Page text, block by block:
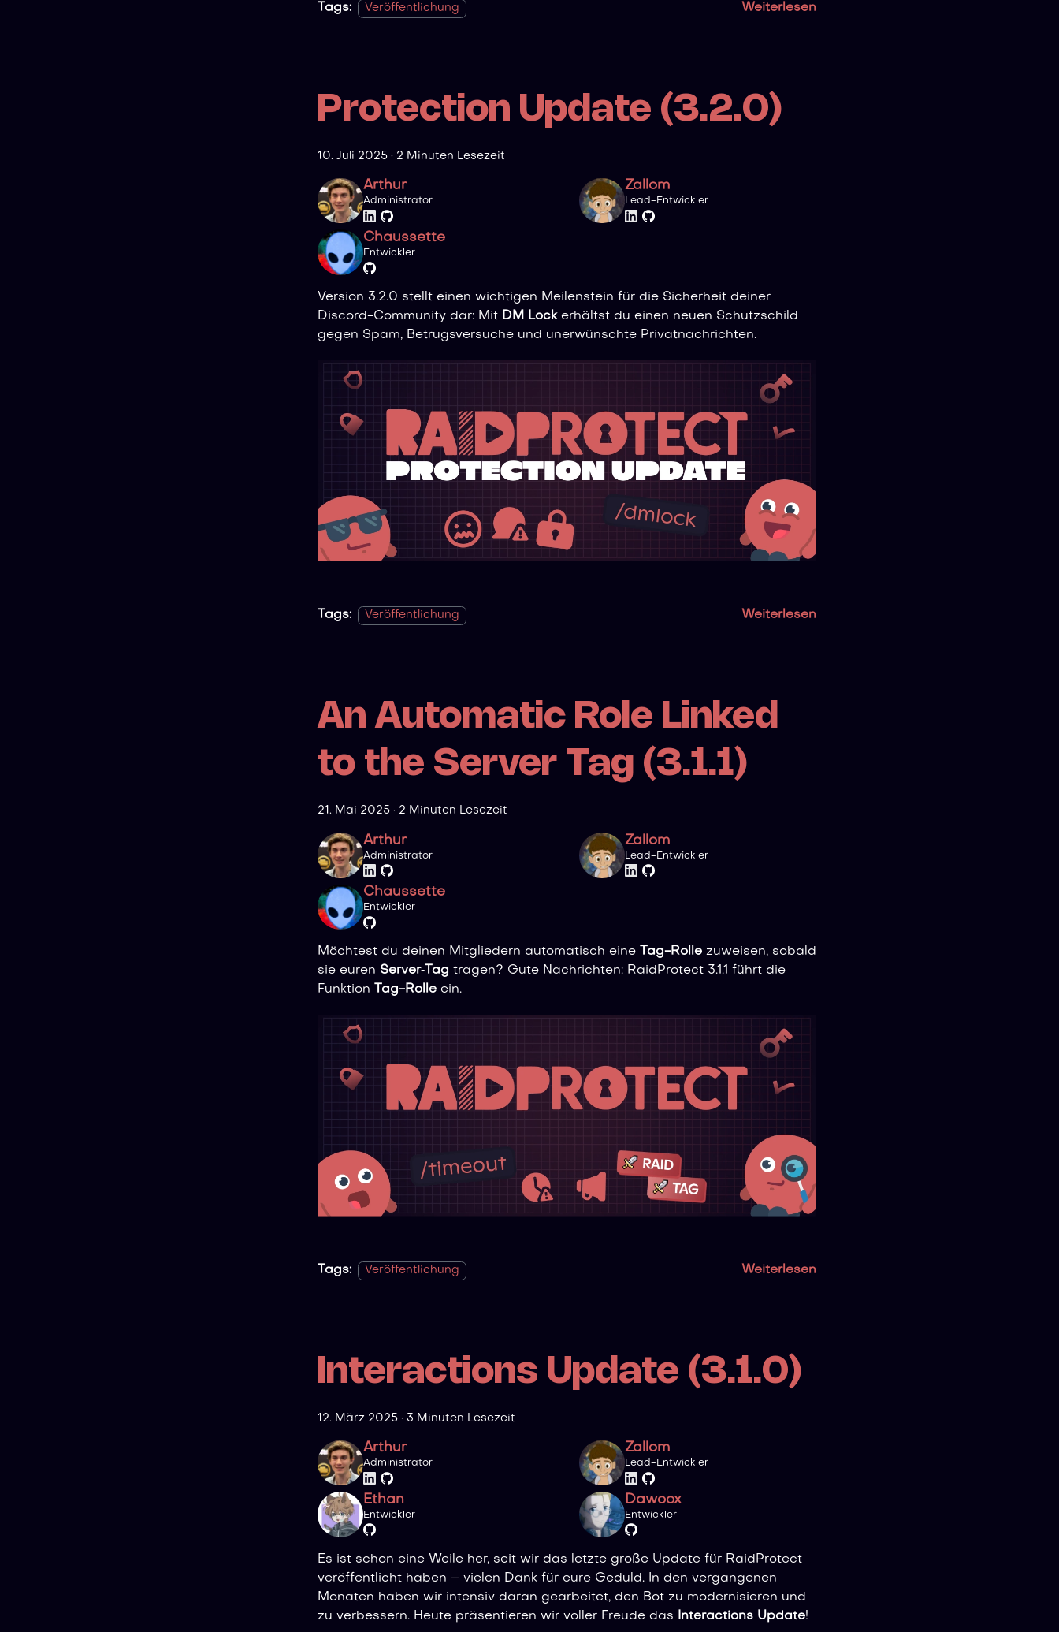
Tags: Veröffentlichung Weiterlesen
Protection Update (3.2.0)
10. Juli 2025 · 2 Minuten Lesezeit
Arthur
Administrator
Zallom
Lead-Entwickler
Chaussette
Entwickler
Version 3.2.0 stellt einen wichtigen Meilenstein für die Sicherheit deiner
Discord-Community dar: Mit DM Lockerhältst du einen neuen Schutzschild
gegen Spam, Betrugsversuche und unerwünschte Privatnachrichten.
Tags: Veröffentlichung Weiterlesen
An Automatic Role Linked
to the Server Tag (3.1.1)
21. Mai 2025 · 2 Minuten Lesezeit
Arthur
Administrator
Zallom
Lead-Entwickler
Chaussette
Entwickler
Möchtest du deinen Mitgliedern automatisch eine Tag-Rolle zuweisen, sobald
sie euren Server‑Tag tragen? Gute Nachrichten: RaidProtect 3.1.1 führt die
Funktion
Tag-Rolle ein.
Tags: Veröffentlichung Weiterlesen
Interactions Update (3.1.0)
12. März 2025 · 3 Minuten Lesezeit
Arthur
Administrator
Zallom
Lead-Entwickler
Ethan
Entwickler
Dawoox
Entwickler
Es ist schon eine Weile her, seit wir das letzte große Update für RaidProtect
veröffentlicht haben – vielen Dank für eure Geduld. In den vergangenen
Monaten haben wir intensiv daran gearbeitet, den Bot zu modernisieren und
zu verbessern. Heute präsentieren wir voller Freude das Interactions Update!